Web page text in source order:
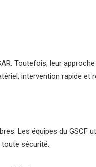
Toutefois, leur
intervention rapide et
Les équipes du GSCF
sécurité.